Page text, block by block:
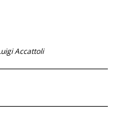
Accattoli